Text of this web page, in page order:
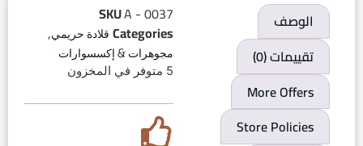
الوصف
تقييمات (0)
More Offers
Store Policies
SKUA - 0037
Categories قلادة حريمي,
مجوهرات & إكسسوارات
5 متوفر في المخزون